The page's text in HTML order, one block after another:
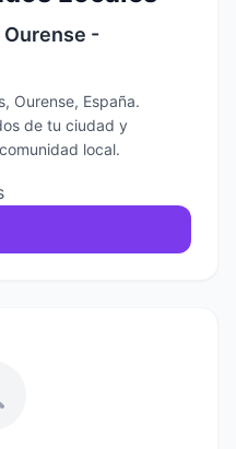
-
Ourense, España.
de tu ciudad y
local.